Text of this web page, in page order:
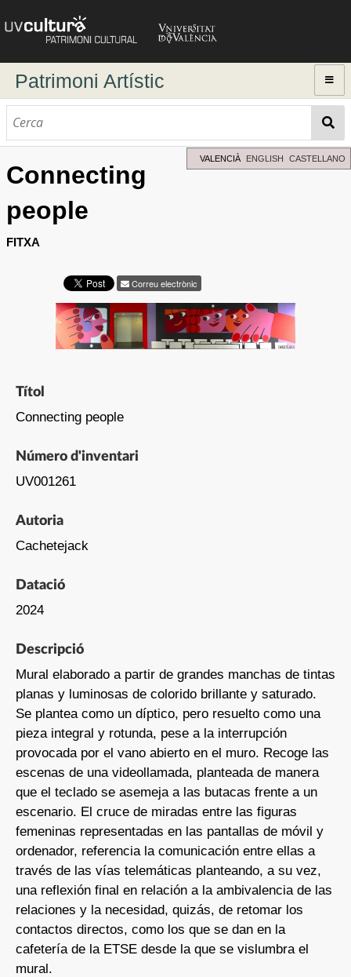
Patrimoni Artístic
Cerca avançada
Directori d'autors
VALENCIÀ ENGLISH CASTELLANO
Connecting
people
FITXA
Correu electrònic
Títol
Connecting people
Número d'inventari
UV001261
Autoria
Cachetejack
Datació
2024
Descripció
Mural elaborado a partir de grandes manchas de tintas
planas y luminosas de colorido brillante y saturado.
Se plantea como un díptico, pero resuelto como una
pieza integral y rotunda, pese a la interrupción
provocada por el vano abierto en el muro. Recoge las
escenas de una videollamada, planteada de manera
que el teclado se asemeja a las butacas frente a un
escenario. El cruce de miradas entre las figuras
femeninas representadas en las pantallas de móvil y
ordenador, referencia la comunicación entre ellas a
través de las vías telemáticas planteando, a su vez,
una reflexión final en relación a la ambivalencia de las
relaciones y la necesidad, quizás, de retomar los
contactos directos, como los que se dan en la
cafetería de la ETSE desde la que se vislumbra el
mural.